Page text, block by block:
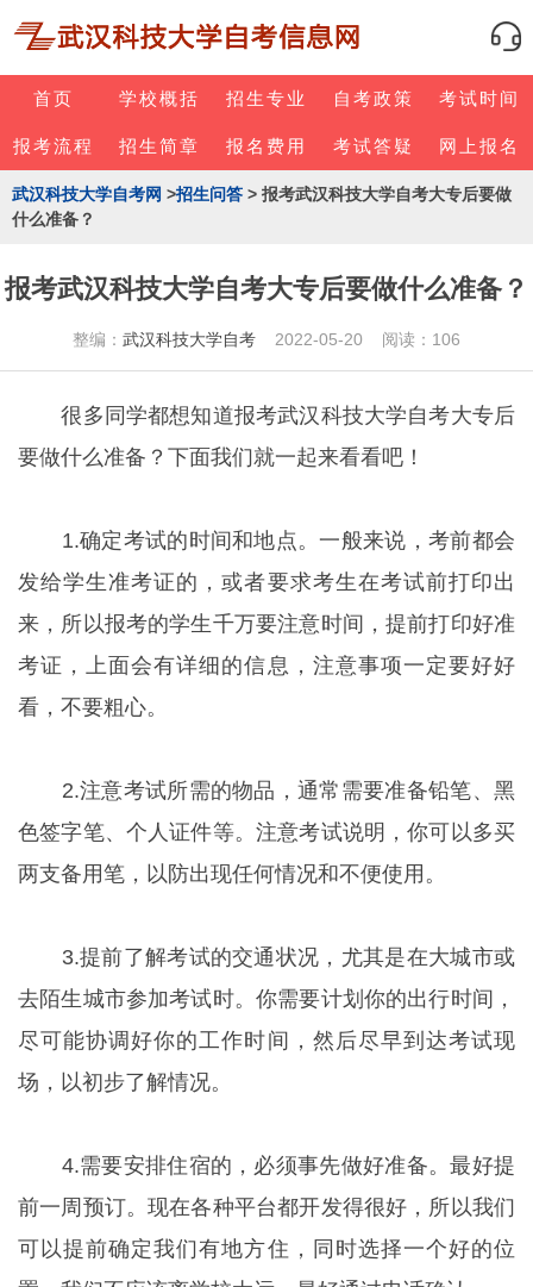
首页 学校概括 招生专业 自考政策 考试时间
报考流程 招生简章 报名费用 考试答疑 网上报名
武汉科技大学自考网 >招生问答 > 报考武汉科技大学自考大专后要做
什么准备？
报考武汉科技大学自考大专后要做什么准备？
整编： 武汉科技大学自考 2022-05-20 阅读：106
很多同学都想知道报考武汉科技大学自考大专后
要做什么准备？下面我们就一起来看看吧！
1.确定考试的时间和地点。一般来说，考前都会
发给学生准考证的，或者要求考生在考试前打印出
来，所以报考的学生千万要注意时间，提前打印好准
考证，上面会有详细的信息，注意事项一定要好好
看，不要粗心。
2.注意考试所需的物品，通常需要准备铅笔、黑
色签字笔、个人证件等。注意考试说明，你可以多买
两支备用笔，以防出现任何情况和不便使用。
3.提前了解考试的交通状况，尤其是在大城市或
去陌生城市参加考试时。你需要计划你的出行时间，
尽可能协调好你的工作时间，然后尽早到达考试现
场，以初步了解情况。
4.需要安排住宿的，必须事先做好准备。最好提
前一周预订。现在各种平台都开发得很好，所以我们
可以提前确定我们有地方住，同时选择一个好的位